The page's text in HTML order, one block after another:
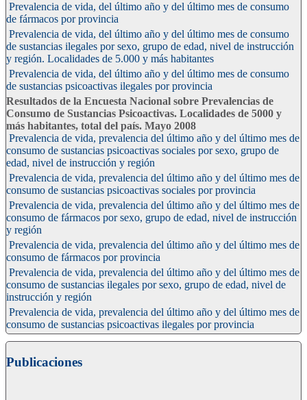
Prevalencia de vida, del último año y del último mes de consumo
de fármacos por provincia
Prevalencia de vida, del último año y del último mes de consumo
de sustancias ilegales por sexo, grupo de edad, nivel de instrucción
y región. Localidades de 5.000 y más habitantes
Prevalencia de vida, del último año y del último mes de consumo
de sustancias psicoactivas ilegales por provincia
Resultados de la Encuesta Nacional sobre Prevalencias de
Consumo de Sustancias Psicoactivas. Localidades de 5000 y
más habitantes, total del país. Mayo 2008
Prevalencia de vida, prevalencia del último año y del último mes de
consumo de sustancias psicoactivas sociales por sexo, grupo de
edad, nivel de instrucción y región
Prevalencia de vida, prevalencia del último año y del último mes de
consumo de sustancias psicoactivas sociales por provincia
Prevalencia de vida, prevalencia del último año y del último mes de
consumo de fármacos por sexo, grupo de edad, nivel de instrucción
y región
Prevalencia de vida, prevalencia del último año y del último mes de
consumo de fármacos por provincia
Prevalencia de vida, prevalencia del último año y del último mes de
consumo de sustancias ilegales por sexo, grupo de edad, nivel de
instrucción y región
Prevalencia de vida, prevalencia del último año y del último mes de
consumo de sustancias psicoactivas ilegales por provincia
Publicaciones